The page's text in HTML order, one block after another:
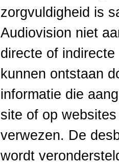
zorgvuldigheid is
Audiovision niet
directe of
kunnen ontstaan
informatie die
site of op
verwezen. De
wordt